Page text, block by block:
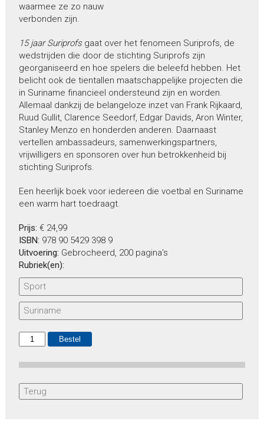
waarmee ze zo nauw
verbonden zijn.
15 jaar Suriprofsgaat over het fenomeen Suriprofs, de
wedstrijden die door de stichting Suriprofs zijn
georganiseerd en hoe spelers die beleefd hebben. Het
belicht ook de tientallen maatschappelijke projecten die
in Suriname financieel ondersteund zijn en worden.
Allemaal dankzij de belangeloze inzet van Frank Rijkaard,
Ruud Gullit, Clarence Seedorf, Edgar Davids, Aron Winter,
Stanley Menzo en honderden anderen. Daarnaast
vertellen ambassadeurs, samenwerkingspartners,
vrijwilligers en sponsoren over hun betrokkenheid bij
stichting Suriprofs.
Een heerlijk boek voor iedereen die voetbal en Suriname
een warm hart toedraagt.
Prijs: € 24,99
ISBN: 978 90 5429 398 9
Uitvoering: Gebrocheerd, 200 pagina's
Rubriek(en):
Sport
Suriname
Terug